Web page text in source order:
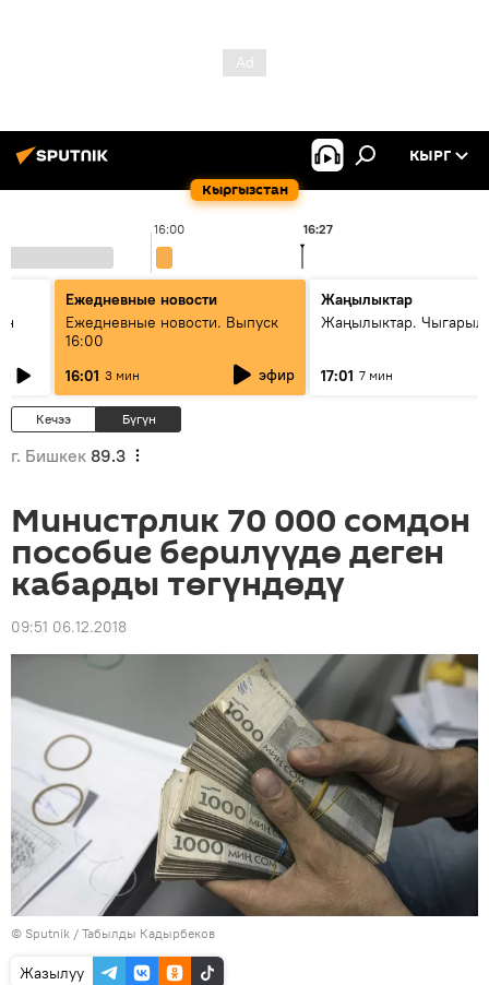
Кыргызстан
КЫРГ
16:00 16:27
Ежедневные новости
Ежедневные новости. Выпуск
16:00
16:01 3 мин эфир
Жаңылыктар
Жаңылыктар.
17:01 7 мин
Кечээ Бүгүн
г. Бишкек 89.3
Министрлик 70 000 сомдон
пособие берилүүдө деген
кабарды төгүндөдү
09:51 06.12.2018
© Sputnik / Табылды Кадырбеков
Жазылуу